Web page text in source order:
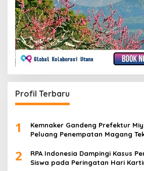
Profil Terbaru
1
Kemnaker Gandeng Prefektur
Peluang Penempatan Magang
2
RPA Indonesia Dampingi Kasus
Siswa pada Peringatan Hari